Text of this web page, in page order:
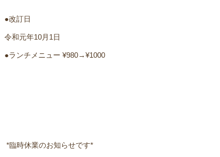
●改訂日
令和元年10月1日
●ランチメニュー ¥980→¥1000
ㅤ *臨時休業のお知らせです*ㅤ